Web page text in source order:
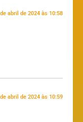
abril de 2024 às 10:58
abril de 2024 às 10:59